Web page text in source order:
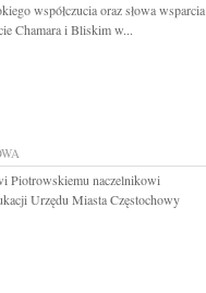
współczucia oraz słowa wsparcia
Chamara i Bliskim w...
Piotrowskiemu naczelnikowi
Urzędu Miasta Częstochowy